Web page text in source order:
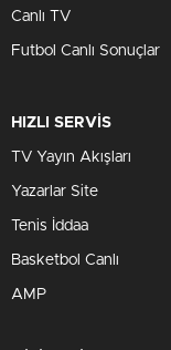
Canlı TV
Futbol Canlı Sonuçlar
HIZLI SERVİS
TV Yayın Akışları
Yazarlar Site
Tenis İddaa
Basketbol Canlı
AMP